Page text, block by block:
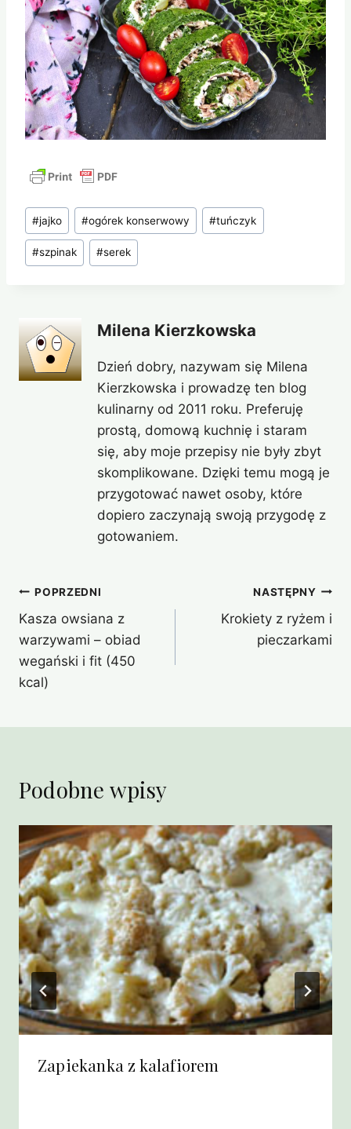
Tagi
wpisu:
#jajko #ogórek konserwowy #tuńczyk
#szpinak #serek
Milena Kierzkowska
Dzień dobry, nazywam się Milena
Kierzkowska i prowadzę ten blog
kulinarny od 2011 roku. Preferuję
prostą, domową kuchnię i staram
się, aby moje przepisy nie były zbyt
skomplikowane. Dzięki temu mogą je
przygotować nawet osoby, które
dopiero zaczynają swoją przygodę z
gotowaniem.
Nawigacja
wpisu
POPRZEDNI
Kasza owsiana z
warzywami – obiad
wegański i fit (450
kcal)
NASTĘPNY
Krokiety z ryżem i
pieczarkami
Podobne wpisy
Zapiekanka z kalafiorem